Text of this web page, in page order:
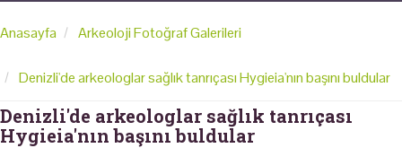
Anasayfa Arkeoloji Fotoğraf Galerileri
Denizli'de arkeologlar sağlık tanrıçası Hygieia'nın başını buldular
Denizli'de arkeologlar sağlık tanrıçası
Hygieia'nın başını buldular